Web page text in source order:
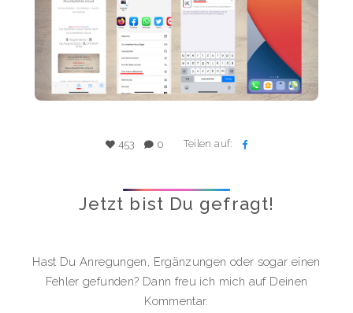
453 0 Teilen auf:
Jetzt bist Du gefragt!
Hast Du Anregungen, Ergänzungen oder sogar einen
Fehler gefunden? Dann freu ich mich auf Deinen
Kommentar.